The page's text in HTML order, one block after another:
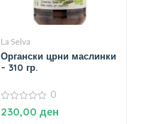
La Selva
Органски црни маслинки
– 310 гр.
0
од
0
230,00 ден